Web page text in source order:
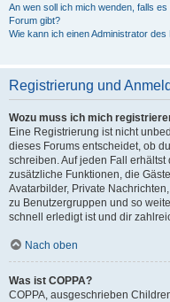
An wen soll ich mich wenden, falls
Forum gibt?
Wie kann ich einen Administrator
Registrierung und
Wozu muss ich mich
Eine Registrierung ist nicht
dieses Forums entscheidet, ob
schreiben. Auf jeden Fall
zusätzliche Funktionen, die
Avatarbilder, Private
zu Benutzergruppen und so
schnell erledigt ist und dir
Nach oben
Was ist COPPA?
COPPA, ausgeschrieben